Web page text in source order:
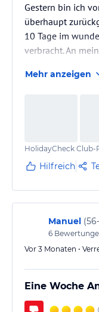
Gestern bin ich
überhaupt
10 Tage im
verbracht. An
in meinem Alter
beste Magic-
Aber zunächst
wunderschöne
sehr, sehr klar.
Mehr anzeigen
HolidayCheck
Hilfreich
Manuel (
6
Vor 3 Monaten •
Eine Woche